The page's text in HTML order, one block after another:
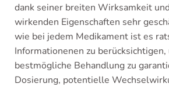
dank seiner breiten Wirksamkeit
wirkenden Eigenschaften sehr
wie bei jedem Medikament ist es
Informationenen zu berücksichtigen,
bestmögliche Behandlung zu
Dosierung, potentielle